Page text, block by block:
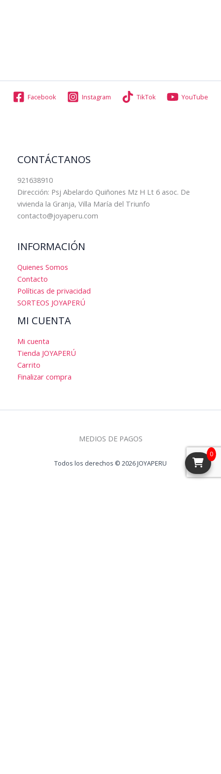
Facebook Instagram TikTok YouTube
CONTÁCTANOS
921638910
Dirección: Psj Abelardo Quiñones Mz H Lt 6 asoc. De
vivienda la Granja, Villa María del Triunfo
contacto@joyaperu.com
INFORMACIÓN
Quienes Somos
Contacto
Políticas de privacidad
SORTEOS JOYAPERÚ
MI CUENTA
Mi cuenta
Tienda JOYAPERÚ
Carrito
Finalizar compra
MEDIOS DE PAGOS
Todos los derechos © 2026 JOYAPERU
0